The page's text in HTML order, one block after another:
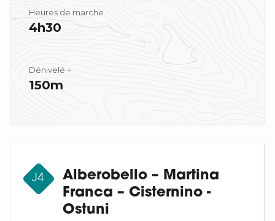
Heures de marche
4h30
Dénivelé +
150m
J4
Alberobello – Martina
Franca – Cisternino -
Ostuni